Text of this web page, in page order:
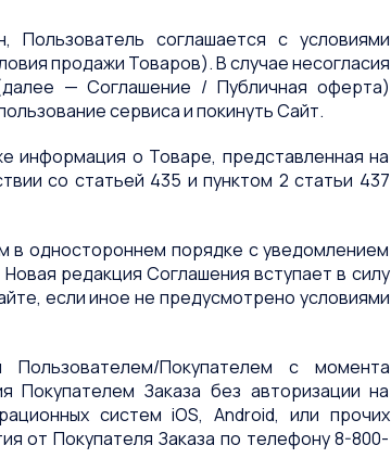
Пользователь соглашается с условиями
продажи Товаров). В случае несогласия
— Соглашение / Публичная оферта)
сервиса и покинуть Сайт.
информация о Товаре, представленная на
со статьей 435 и пунктом 2 статьи 437
в одностороннем порядке с уведомлением
редакция Соглашения вступает в силу
если иное не предусмотрено условиями
Покупателем с момента
Покупателем Заказа без авторизации на
систем iOS, Android, или прочих
от Покупателя Заказа по телефону 8-800-